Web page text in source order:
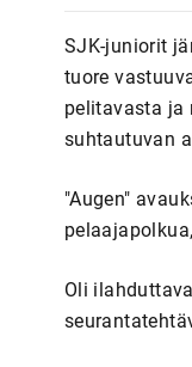
SJK-juniorit
tuore
pelitavasta ja
suhtautuvan
"Augen"
pelaajapolkua,
Oli